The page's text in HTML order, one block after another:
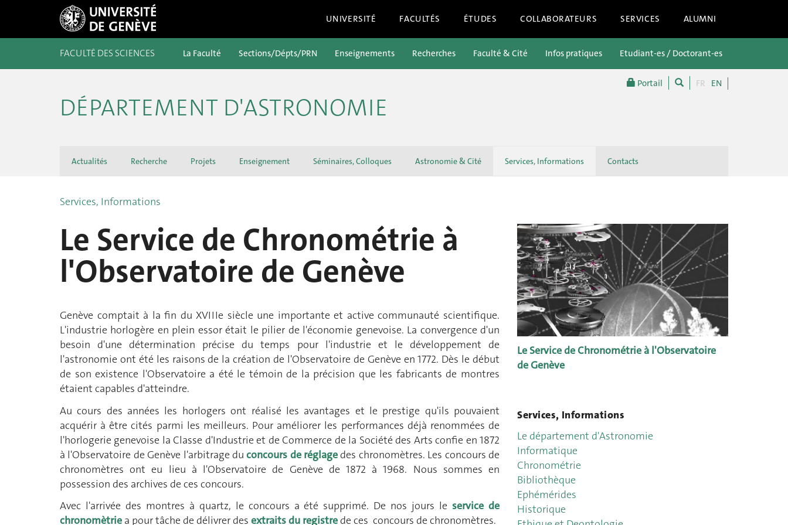
UNIVERSITÉ FACULTÉS ÉTUDES COLLABORATEURS SERVICES ALUMNI
Portail FR EN
FACULTÉ DES SCIENCES La Faculté Sections/Dépts/PRN Enseignements Recherches Faculté & Cité Infos pratiques Etudiant-es / Doctorant-es
DÉPARTEMENT D'ASTRONOMIE
Actualités Recherche Projets Enseignement Séminaires, Colloques Astronomie & Cité Services, Informations Contacts
Services, Informations
Le Service de Chronométrie à
l'Observatoire de Genève
Genève comptait à la fin du XVIIIe siècle une importante et active communauté scientifique.
L'industrie horlogère en plein essor était le pilier de l'économie genevoise. La convergence d'un
besoin d'une détermination précise du temps pour l'industrie et le développement de
l'astronomie ont été les raisons de la création de l'Observatoire de Genève en 1772. Dès le début
de son existence l'Observatoire a été le témoin de la précision que les fabricants de montres
étaient capables d'atteindre.
Au cours des années les horlogers ont réalisé les avantages et le prestige qu'ils pouvaient
acquérir à être cités parmi les meilleurs. Pour améliorer les performances déjà renommées de
l'horlogerie genevoise la Classe d'Industrie et de Commerce de la Société des Arts confie en 1872
à l'Observatoire de Genève l'arbitrage duconcours de réglage des chronomètres. Les concours de
chronomètres ont eu lieu à l'Observatoire de Genève de 1872 à 1968. Nous sommes en
possession des archives de ces concours.
Avec l'arrivée des montres à quartz, le concours a été supprimé. De nos jours le service de
chronomètrie a pour tâche de délivrer des extraits du registre de ces concours de chronomètres.
Le Service de Chronométrie à l'Observatoire
de Genève
Services, Informations
Le département d'Astronomie
Informatique
Chronométrie
Bibliothèque
Ephémérides
Historique